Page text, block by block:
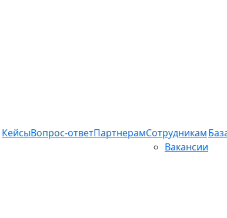
КейсыВопрос-ответПартнерамСотрудникам
Вакансии